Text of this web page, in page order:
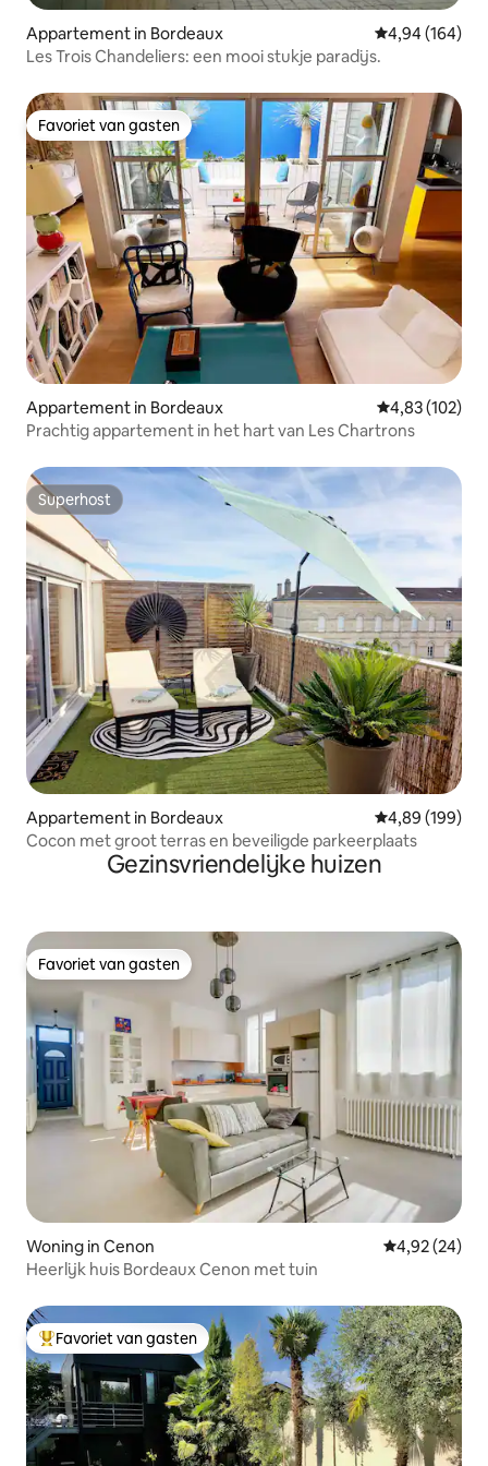
Appartement in Bordeaux Gemiddelde
4,94 (164)
Les Trois Chandeliers: een mooi stukje paradijs.
Favoriet van gasten
Favoriet van gasten
Appartement in Bordeaux Gemiddelde
4,83 (102)
Prachtig appartement in het hart van Les Chartrons
Superhost
Superhost
Appartement in Bordeaux Gemiddelde
4,89 (199)
Cocon met groot terras en beveiligde parkeerplaats
Gezinsvriendelijke huizen
Favoriet van gasten
Favoriet van gasten
Woning in Cenon Gemiddelde
4,92 (24)
Heerlijk huis Bordeaux Cenon met tuin
Topfavoriet van gasten
Favoriet van gasten